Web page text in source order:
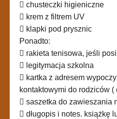
 chusteczki higieniczne
 krem z filtrem UV
 klapki pod prysznic
Ponadto:
 rakieta tenisowa, jeśli
 legitymacja szkolna
 kartka z adresem
kontaktowymi do rodziców
 saszetka do zawieszania
 długopis i notes. książkę